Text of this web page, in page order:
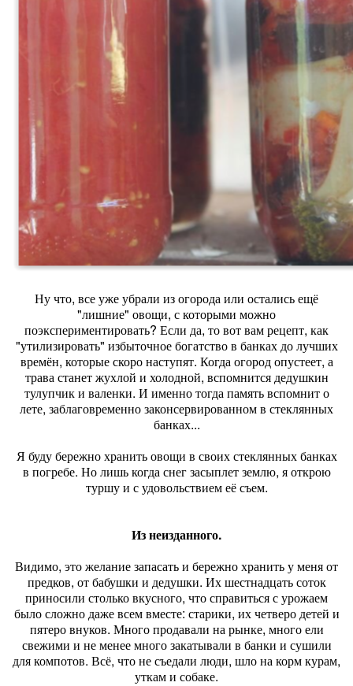
Ну что, все уже убрали из огорода или остались ещё
"лишние" овощи, с которыми можно
поэкспериментировать? Если да, то вот вам рецепт, как
"утилизировать" избыточное богатство в банках до лучших
времён, которые скоро наступят. Когда огород опустеет, а
трава станет жухлой и холодной, вспомнится дедушкин
тулупчик и валенки. И именно тогда память вспомнит о
лете, заблаговременно законсервированном в стеклянных
банках...
Я буду бережно хранить овощи в своих стеклянных банках
в погребе. Но лишь когда снег засыплет землю, я открою
туршу и с удовольствием её съем.
Из неизданного.
Видимо, это желание запасать и бережно хранить у меня от
предков, от бабушки и дедушки. Их шестнадцать соток
приносили столько вкусного, что справиться с урожаем
было сложно даже всем вместе: старики, их четверо детей и
пятеро внуков. Много продавали на рынке, много ели
свежими и не менее много закатывали в банки и сушили
для компотов. Всё, что не съедали люди, шло на корм курам,
уткам и собаке.